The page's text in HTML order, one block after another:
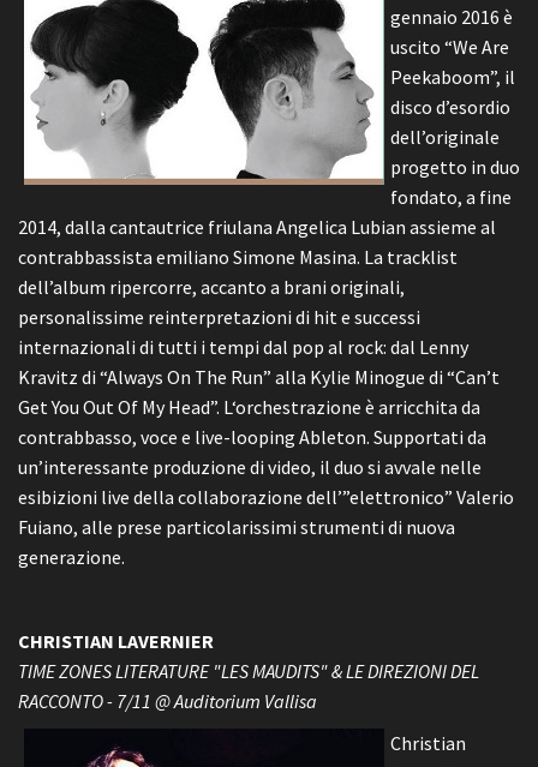
gennaio 2016 è
uscito “We Are
Peekaboom”, il
disco d’esordio
dell’originale
progetto in duo
fondato, a fine
2014, dalla cantautrice friulana Angelica Lubian assieme al
contrabbassista emiliano Simone Masina. La tracklist
dell’album ripercorre, accanto a brani originali,
personalissime reinterpretazioni di hit e successi
internazionali di tutti i tempi dal pop al rock: dal Lenny
Kravitz di “Always On The Run” alla Kylie Minogue di “Can’t
Get You Out Of My Head”. L‘orchestrazione è arricchita da
contrabbasso, voce e live-looping Ableton. Supportati da
un’interessante produzione di video, il duo si avvale nelle
esibizioni live della collaborazione dell’”elettronico” Valerio
Fuiano, alle prese particolarissimi strumenti di nuova
generazione.
CHRISTIAN LAVERNIER
TIME ZONES LITERATURE "LES MAUDITS" & LE DIREZIONI DEL
RACCONTO - 7/11 @ Auditorium Vallisa
Christian